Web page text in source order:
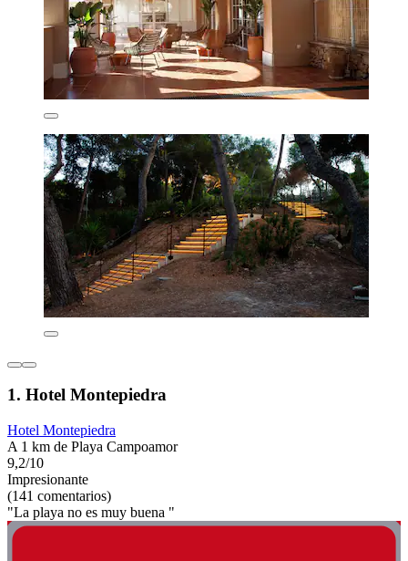
1. Hotel Montepiedra
Hotel Montepiedra
A 1 km de Playa Campoamor
9,2/10
Impresionante
(141 comentarios)
"La playa no es muy buena "